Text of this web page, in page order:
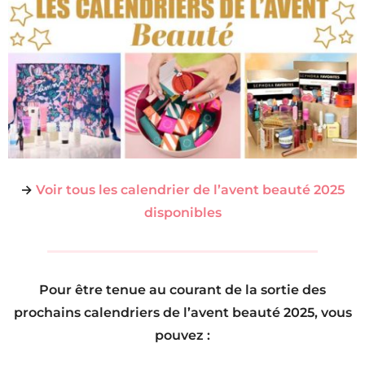
→ Voir tous les calendrier de l’avent beauté 2025
disponibles
Pour être tenue au courant de la sortie des
prochains calendriers de l’avent beauté 2025, vous
pouvez :